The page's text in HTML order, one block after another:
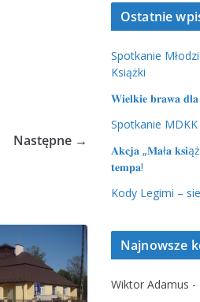
Następne →
Ostatnie
Spotkanie
Książki
𝐖𝐢𝐞𝐥𝐤𝐢𝐞 𝐛𝐫𝐚𝐰𝐚
Spotkanie MDKK
𝐀𝐤𝐜𝐣𝐚 „𝐌𝐚ł𝐚
𝐭𝐞𝐦𝐩𝐚!
Kody Legimi –
Najnowsze
Wiktor Adamus -